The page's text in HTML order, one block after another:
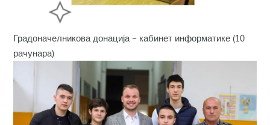
Градоначелникова донација – кабинет информатике (10
рачунара)